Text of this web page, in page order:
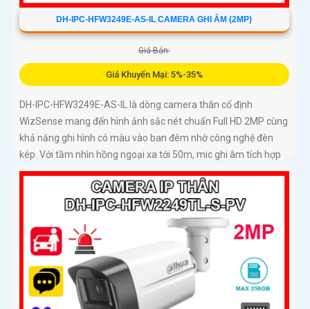
DH-IPC-HFW3249E-AS-IL CAMERA GHI ÂM (2MP)
Giá Bán:
Giá Khuyến Mại: 5%-35%
DH-IPC-HFW3249E-AS-IL là dòng camera thân cố định
WizSense mang đến hình ảnh sắc nét chuẩn Full HD 2MP cùng
khả năng ghi hình có màu vào ban đêm nhờ công nghệ đèn
kép. Với tầm nhìn hồng ngoại xa tới 50m, mic ghi âm tích hợp
và khả năng phân biệt chính xác giữa người và xe giúp giám
sát hiệu quả và giảm thiểu cảnh báo giả, hỗ trợ khe thẻ nhớ lên
đến 512GB, chuẩn chống nước IP67 giá rẻ